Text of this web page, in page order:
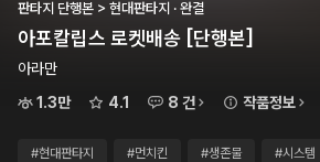
판타지 단행본 > 현대판타지 · 완결
아포칼립스 로켓배송 [단행본]
아라만
1.3만
4.1 8 건 작품정보
#현대판타지 #먼치킨 #생존물 #시스템